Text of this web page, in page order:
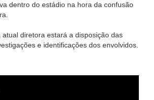
dentro do estádio na hora da confusão
diretora estará a disposição das
e identificações dos envolvidos.